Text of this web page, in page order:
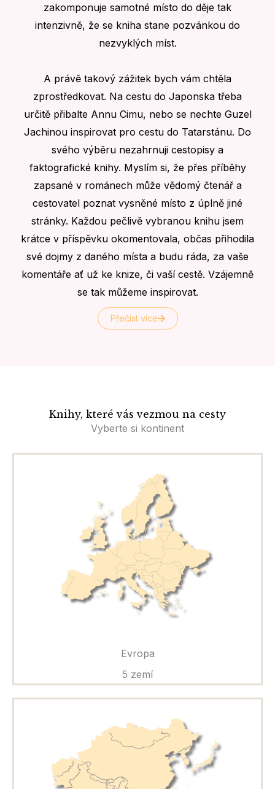
zakomponuje samotné místo do děje tak
intenzivně, že se kniha stane pozvánkou do
nezvyklých míst.
A právě takový zážitek bych vám chtěla
zprostředkovat. Na cestu do Japonska třeba
určitě přibalte Annu Cimu, nebo se nechte Guzel
Jachinou inspirovat pro cestu do Tatarstánu. Do
svého výběru nezahrnuji cestopisy a
faktografické knihy. Myslím si, že přes příběhy
zapsané v románech může vědomý čtenář a
cestovatel poznat vysněné místo z úplně jiné
stránky. Každou pečlivě vybranou knihu jsem
krátce v příspěvku okomentovala, občas přihodila
své dojmy z daného místa a budu ráda, za vaše
komentáře ať už ke knize, či vaší cestě. Vzájemně
se tak můžeme inspirovat.
Přečíst více
Knihy, které vás vezmou na cesty
Vyberte si kontinent
Evropa
5 zemí